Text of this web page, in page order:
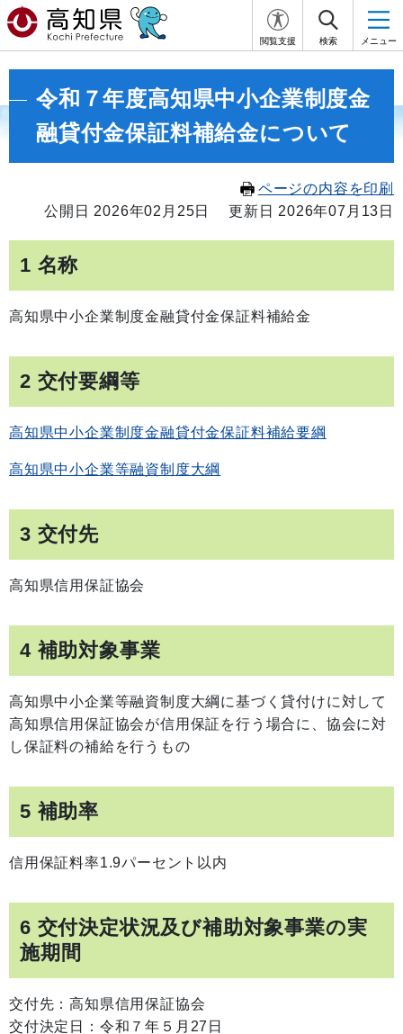
閲覧支援 検索 メニュー
令和７年度高知県中小企業制度金
融貸付金保証料補給金について
ページの内容を印刷
公開日 2026年02月25日
更新日 2026年07月13日
1 名称
高知県中小企業制度金融貸付金保証料補給金
2 交付要綱等
高知県中小企業制度金融貸付金保証料補給要綱
高知県中小企業等融資制度大綱
3 交付先
高知県信用保証協会
4 補助対象事業
高知県中小企業等融資制度大綱に基づく貸付けに対して
高知県信用保証協会が信用保証を行う場合に、協会に対
し保証料の補給を行うもの
5 補助率
信用保証料率1.9パーセント以内
6 交付決定状況及び補助対象事業の実
施期間
交付先：高知県信用保証協会
交付決定日：令和７年５月27日